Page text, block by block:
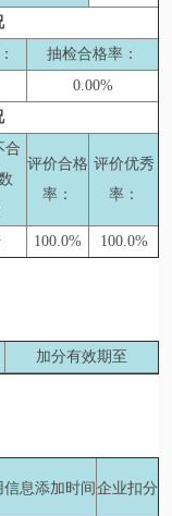
抽检合格率：
0.00%
合
评价合格
率：
评价优秀
率：
100.0% 100.0%
加分有效期至
息添加时间 企业扣分